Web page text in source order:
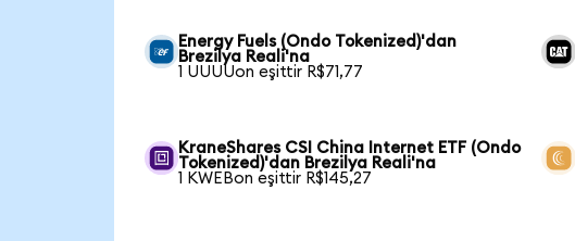
Energy Fuels (Ondo Tokenized)'dan
Brezilya Reali'na
1 UUUUon eşittir R$71,77
KraneShares CSI China Internet ETF (Ondo
Tokenized)'dan Brezilya Reali'na
1 KWEBon eşittir R$145,27